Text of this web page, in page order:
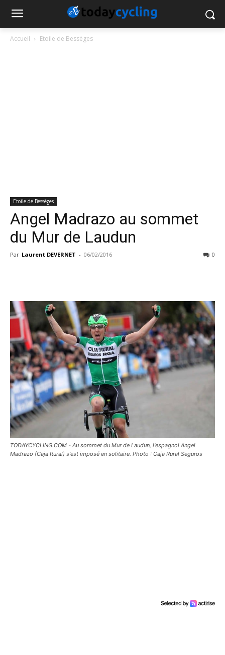
Accueil Etoile de Bessèges
Etoile de Bessèges
Angel Madrazo au sommet
du Mur de Laudun
Par Laurent DEVERNET - 06/02/2016 0
TODAYCYCLING.COM - Au sommet du Mur de Laudun, l'espagnol Angel
Madrazo (Caja Rural) s'est imposé en solitaire. Photo : Caja Rural Seguros